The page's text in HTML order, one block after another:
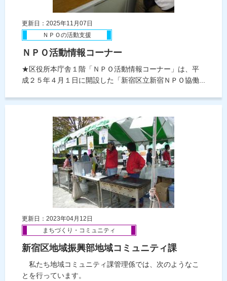
更新日：2025年11月07日
ＮＰＯの活動支援
ＮＰＯ活動情報コーナー
★区役所本庁舎１階「ＮＰＯ活動情報コーナー」は、平
成２５年４月１日に開設した「新宿区立新宿ＮＰＯ協働...
更新日：2023年04月12日
まちづくり・コミュニティ
新宿区地域振興部地域コミュニティ課
私たち地域コミュニティ課管理係では、次のようなこ
とを行っています。